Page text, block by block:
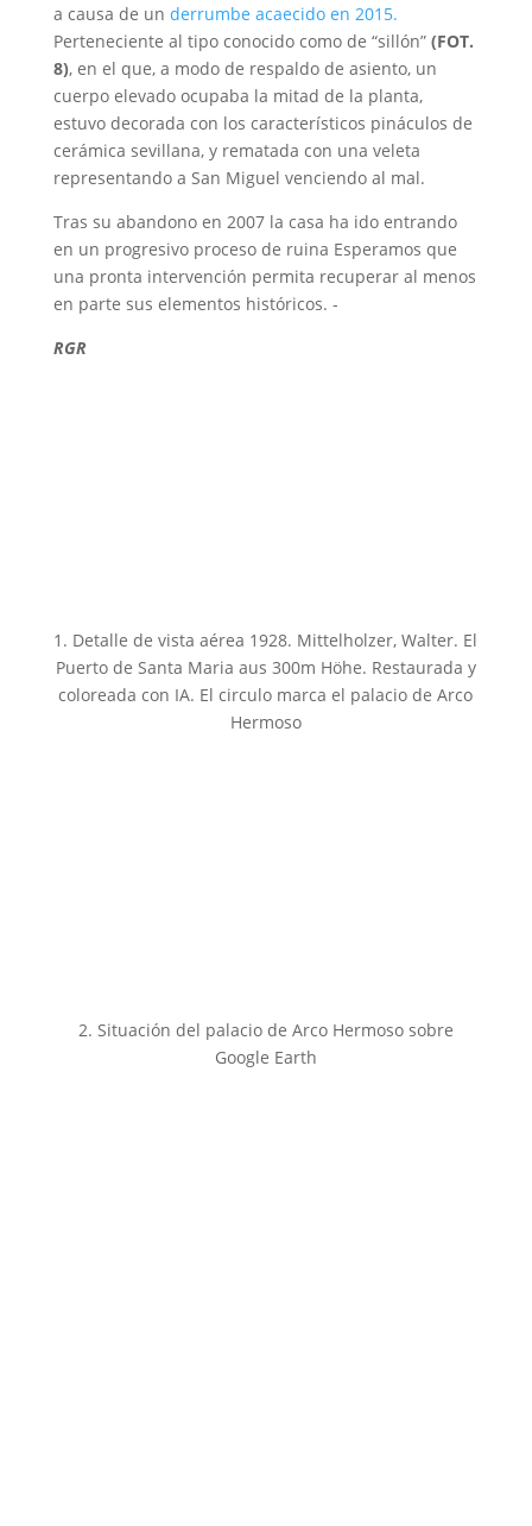
a causa de un derrumbe acaecido en 2015.
Perteneciente al tipo conocido como de “sillón” (FOT.
8), en el que, a modo de respaldo de asiento, un
cuerpo elevado ocupaba la mitad de la planta,
estuvo decorada con los característicos pináculos de
cerámica sevillana, y rematada con una veleta
representando a San Miguel venciendo al mal.
Tras su abandono en 2007 la casa ha ido entrando
en un progresivo proceso de ruina Esperamos que
una pronta intervención permita recuperar al menos
en parte sus elementos históricos. -
RGR
1. Detalle de vista aérea 1928. Mittelholzer, Walter. El
Puerto de Santa Maria aus 300m Höhe. Restaurada y
coloreada con IA. El circulo marca el palacio de Arco
Hermoso
2. Situación del palacio de Arco Hermoso sobre
Google Earth